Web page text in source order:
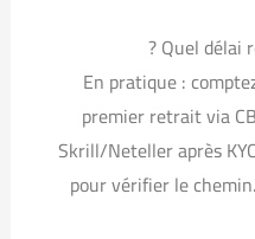
En pratique :
premier retrait via
Skrill/Neteller après
pour vérifier le